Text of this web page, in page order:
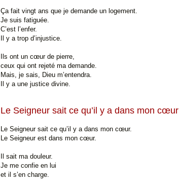
Ça fait vingt ans que je demande un logement.
Je suis fatiguée.
C’est l’enfer.
Il y a trop d’injustice.
Ils ont un cœur de pierre,
ceux qui ont rejeté ma demande.
Mais, je sais, Dieu m’entendra.
Il y a une justice divine.
Le Seigneur sait ce qu’il y a dans mon cœur
Le Seigneur sait ce qu’il y a dans mon cœur.
Le Seigneur est dans mon cœur.
Il sait ma douleur.
Je me confie en lui
et il s’en charge.